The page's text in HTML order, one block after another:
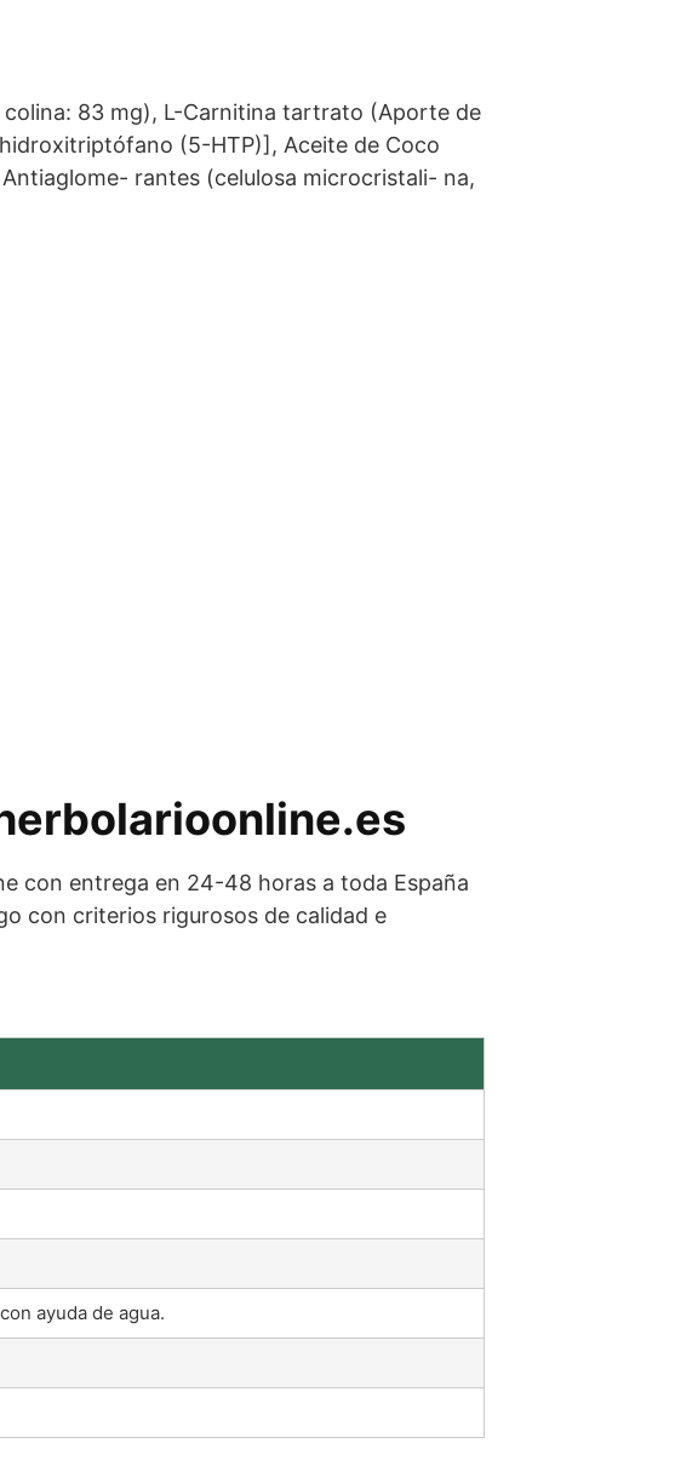
83 mg), L-Carnitina tartrato (Aporte de
(5-HTP)], Aceite de Coco
rantes (celulosa microcristali- na,
con entrega en 24-48 horas a toda España
con criterios rigurosos de calidad e
ayuda de agua.